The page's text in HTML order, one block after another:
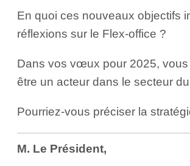
En quoi ces nouveaux objectifs
réflexions sur le Flex-office ?
Dans vos vœux pour 2025,
être un acteur dans le secteur
Pourriez-vous préciser la
M. Le Président,